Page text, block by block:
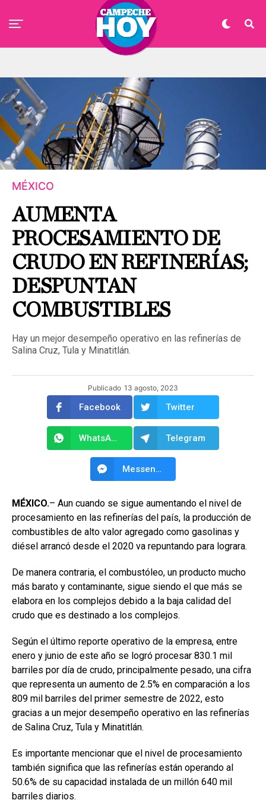
MÉXICO
AUMENTA
PROCESAMIENTO DE
CRUDO EN REFINERÍAS;
DESPUNTAN
COMBUSTIBLES
Hay un mejor desempeño operativo en las refinerías de
Salina Cruz, Tula y Minatitlán.
Publicado 13 agosto, 2023
Facebook Twitter
WhatsApp Telegram
Messenger
MÉXICO.– Aun cuando se sigue aumentando el nivel de
procesamiento en las refinerías del país, la producción de
combustibles de alto valor agregado como gasolinas y
diésel arrancó desde el 2020 va repuntando para lograra.
De manera contraria, el combustóleo, un producto mucho
más barato y contaminante, sigue siendo el que más se
elabora en los complejos debido a la baja calidad del
crudo que es destinado a los complejos.
Según el último reporte operativo de la empresa, entre
enero y junio de este año se logró procesar 830.1 mil
barriles por día de crudo, principalmente pesado, una cifra
que representa un aumento de 2.5% en comparación a los
809 mil barriles del primer semestre de 2022, esto
gracias a un mejor desempeño operativo en las refinerías
de Salina Cruz, Tula y Minatitlán.
Es importante mencionar que el nivel de procesamiento
también significa que las refinerías están operando al
50.6% de su capacidad instalada de un millón 640 mil
barriles diarios.